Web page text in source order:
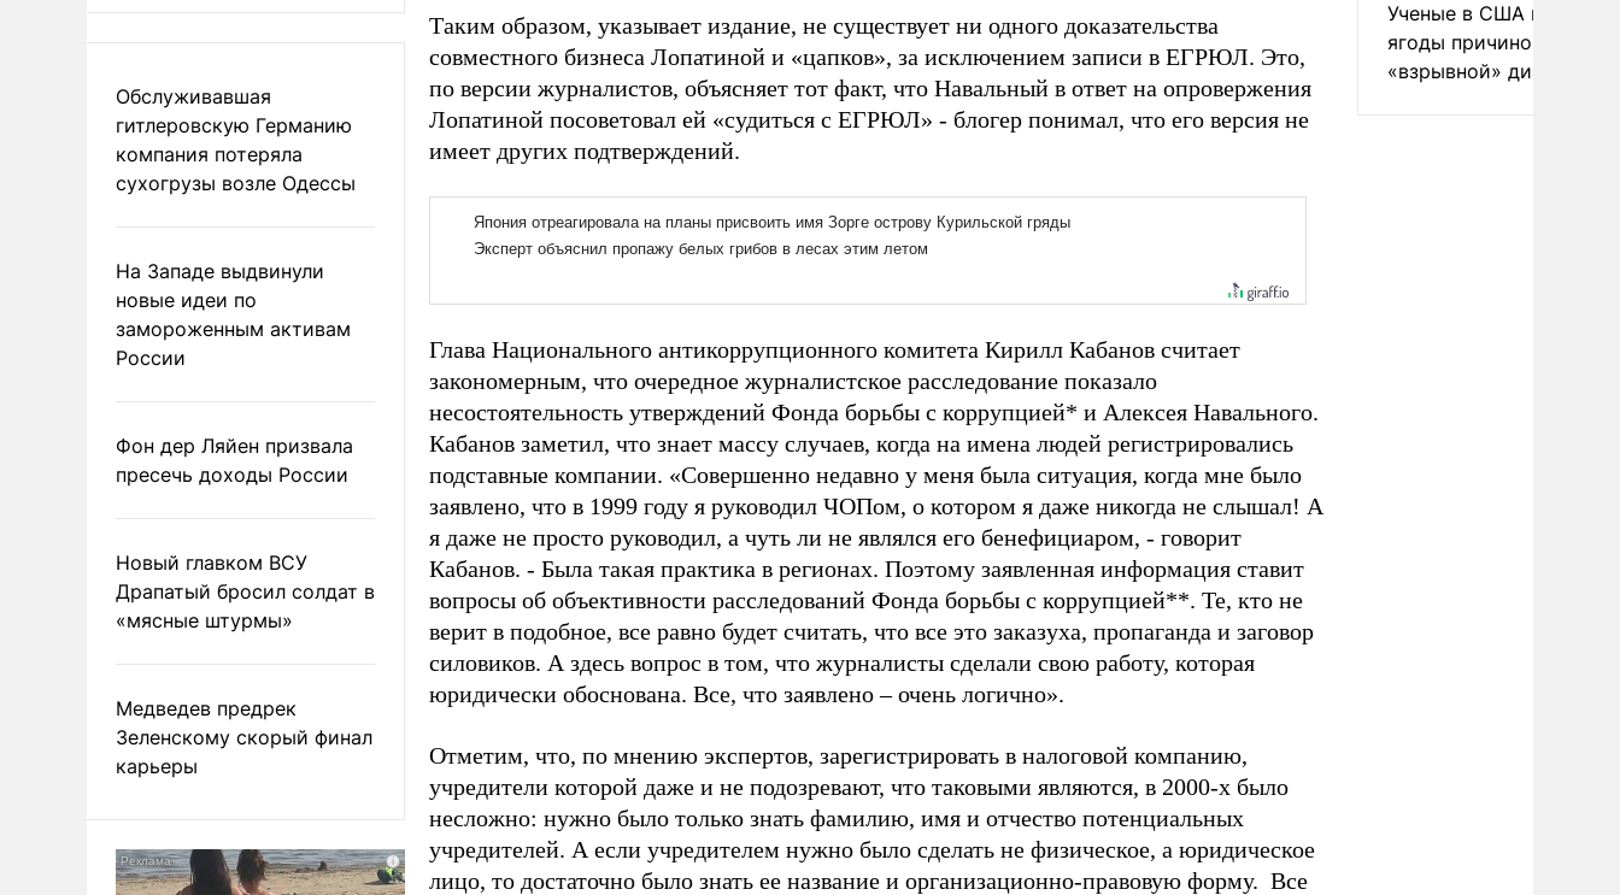
Обслуживавшая
гитлеровскую Германию
компания потеряла
сухогрузы возле Одессы
На Западе выдвинули
новые идеи по
замороженным активам
России
Фон дер Ляйен призвала
пресечь доходы России
Новый главком ВСУ
Драпатый бросил солдат в
«мясные штурмы»
Медведев предрек
Зеленскому скорый финал
карьеры
Таким образом, указывает издание, не существует ни одного доказательства
совместного бизнеса Лопатиной и «цапков», за исключением записи в ЕГРЮЛ. Это,
по версии журналистов, объясняет тот факт, что Навальный в ответ на опровержения
Лопатиной посоветовал ей «судиться с ЕГРЮЛ» - блогер понимал, что его версия не
имеет других подтверждений.
Глава Национального антикоррупционного комитета Кирилл Кабанов считает
закономерным, что очередное журналистское расследование показало
несостоятельность утверждений Фонда борьбы с коррупцией* и Алексея Навального.
Кабанов заметил, что знает массу случаев, когда на имена людей регистрировались
подставные компании. «Совершенно недавно у меня была ситуация, когда мне было
заявлено, что в 1999 году я руководил ЧОПом, о котором я даже никогда не слышал! А
я даже не просто руководил, а чуть ли не являлся его бенефициаром, - говорит
Кабанов. - Была такая практика в регионах. Поэтому заявленная информация ставит
вопросы об объективности расследований Фонда борьбы с коррупцией**. Те, кто не
верит в подобное, все равно будет считать, что все это заказуха, пропаганда и заговор
силовиков. А здесь вопрос в том, что журналисты сделали свою работу, которая
юридически обоснована. Все, что заявлено – очень логично».
Отметим, что, по мнению экспертов, зарегистрировать в налоговой компанию,
учредители которой даже и не подозревают, что таковыми являются, в 2000-х было
несложно: нужно было только знать фамилию, имя и отчество потенциальных
учредителей. А если учредителем нужно было сделать не физическое, а юридическое
лицо, то достаточно было знать ее название и организационно-правовую форму. Все
Ученые в США назвали
ягоды причиной
«взрывной» диареи